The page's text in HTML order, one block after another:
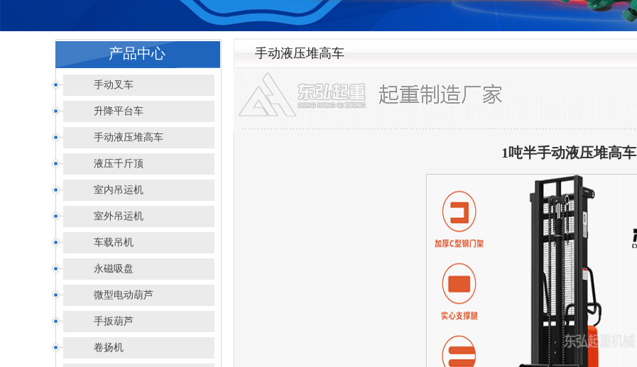
产品中心
手动叉车
升降平台车
手动液压堆高车
液压千斤顶
室内吊运机
室外吊运机
车载吊机
永磁吸盘
微型电动葫芦
手扳葫芦
卷扬机
手动液压堆高车
1吨半手动液压堆高车